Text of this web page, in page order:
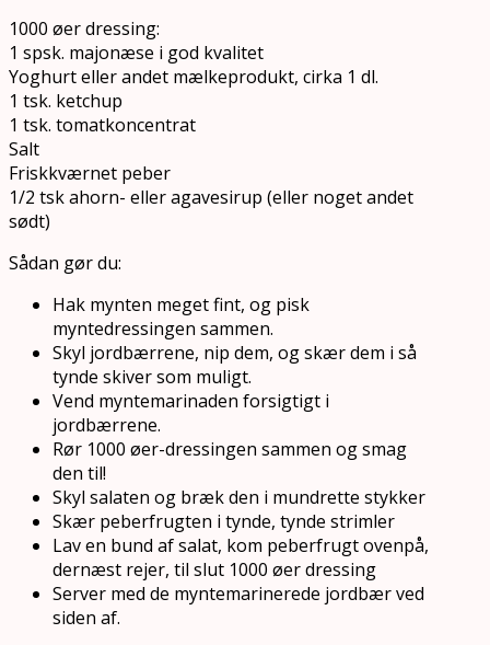
1000 øer dressing:
1 spsk. majonæse i god kvalitet
Yoghurt eller andet mælkeprodukt, cirka 1 dl.
1 tsk. ketchup
1 tsk. tomatkoncentrat
Salt
Friskkværnet peber
1/2 tsk ahorn- eller agavesirup (eller noget andet
sødt)
Sådan gør du:
Hak mynten meget fint, og pisk
myntedressingen sammen.
Skyl jordbærrene, nip dem, og skær dem i så
tynde skiver som muligt.
Vend myntemarinaden forsigtigt i
jordbærrene.
Rør 1000 øer-dressingen sammen og smag
den til!
Skyl salaten og bræk den i mundrette stykker
Skær peberfrugten i tynde, tynde strimler
Lav en bund af salat, kom peberfrugt ovenpå,
dernæst rejer, til slut 1000 øer dressing
Server med de myntemarinerede jordbær ved
siden af.